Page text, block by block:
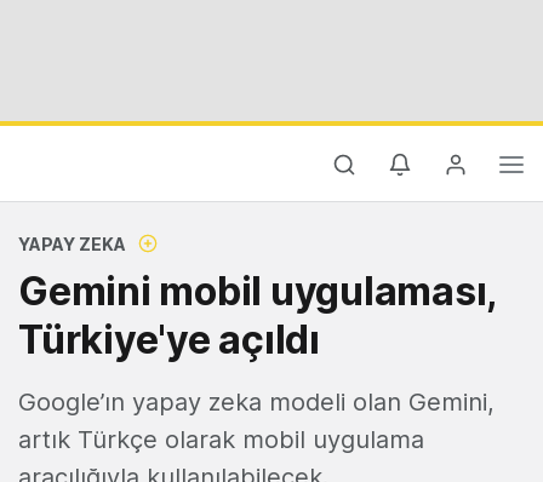
YAPAY ZEKA
Gemini mobil uygulaması,
Türkiye'ye açıldı
Google’ın yapay zeka modeli olan Gemini,
artık Türkçe olarak mobil uygulama